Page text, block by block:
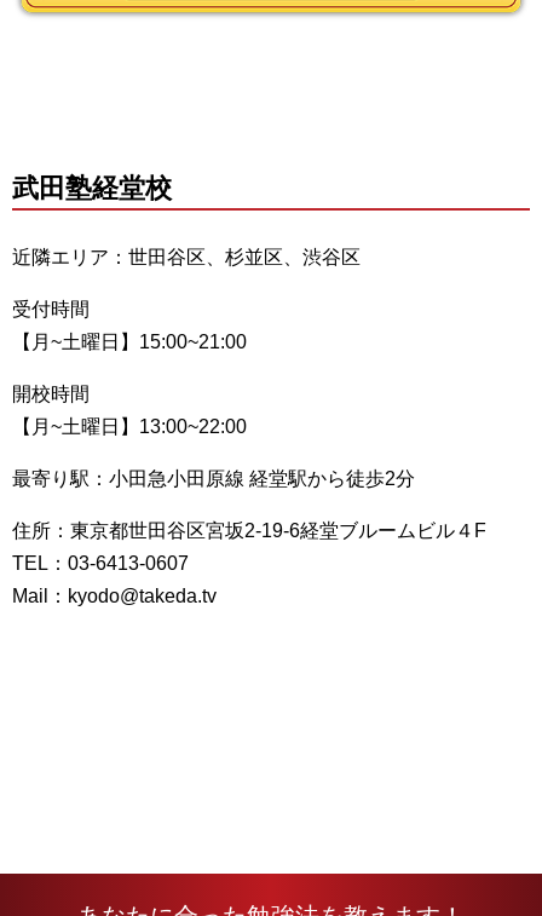
武田塾経堂校
近隣エリア：世田谷区、杉並区、渋谷区
受付時間
【月~土曜日】15:00~21:00
開校時間
【月~土曜日】13:00~22:00
最寄り駅：小田急小田原線 経堂駅から徒歩2分
住所：東京都世田谷区宮坂2-19-6経堂ブルームビル４F
TEL：03-6413-0607
Mail：kyodo@takeda.tv